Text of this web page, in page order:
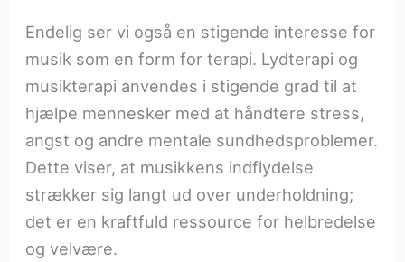
Endelig ser vi også en stigende interesse for
musik som en form for terapi. Lydterapi og
musikterapi anvendes i stigende grad til at
hjælpe mennesker med at håndtere stress,
angst og andre mentale sundhedsproblemer.
Dette viser, at musikkens indflydelse
strækker sig langt ud over underholdning;
det er en kraftfuld ressource for helbredelse
og velvære.